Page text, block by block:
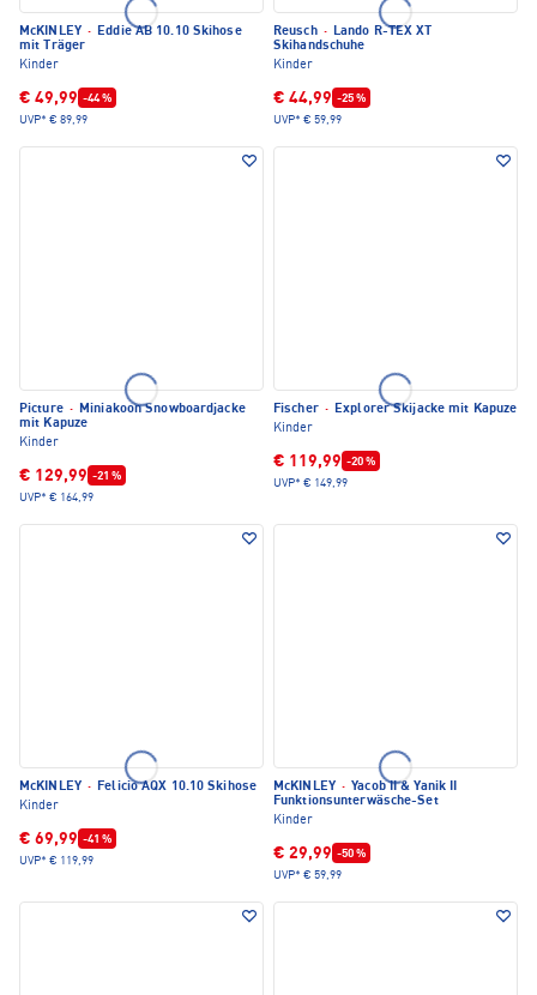
McKINLEY · Eddie AB 10.10 Skihose
mit Träger
Kinder
€ 49,99 -44 %
UVP* € 89,99
Reusch · Lando R-TEX XT
Skihandschuhe
Kinder
€ 44,99 -25 %
UVP* € 59,99
Picture · Miniakoon Snowboardjacke
mit Kapuze
Kinder
€ 129,99 -21 %
UVP* € 164,99
Fischer · Explorer Skijacke mit Kapuze
Kinder
€ 119,99 -20 %
UVP* € 149,99
McKINLEY · Felicio AQX 10.10 Skihose
Kinder
€ 69,99 -41 %
UVP* € 119,99
McKINLEY · Yacob II & Yanik II
Funktionsunterwäsche-Set
Kinder
€ 29,99 -50 %
UVP* € 59,99